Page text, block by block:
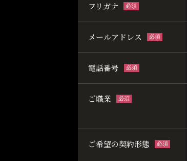
フリガナ 必須
メールアドレス 必須
電話番号 必須
ご職業 必須
ご希望の契約形態 必須